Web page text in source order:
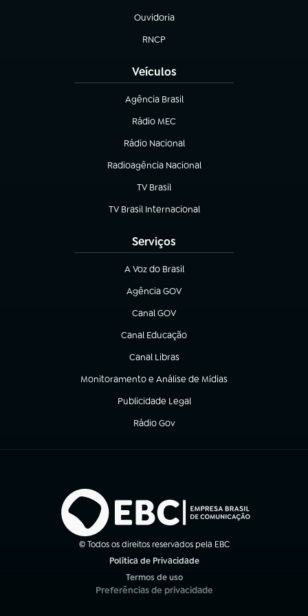
Ouvidoria
(abre em nova aba)
RNCP
(abre em nova aba)
Veículos
Agência Brasil
(abre em nova aba)
Rádio MEC
(abre em nova aba)
Rádio Nacional
Radioagência Nacional
(abre em nova aba)
TV Brasil
(abre em nova aba)
TV Brasil Internacional
(abre em nova aba)
Serviços
A Voz do Brasil
(abre em nova aba)
Agência GOV
(abre em nova aba)
Canal GOV
(abre em nova aba)
Canal Educação
(abre em nova aba)
Canal Libras
(abre em nova aba)
Monitoramento e Análise de Mídias
(abre em nova aba)
Publicidade Legal
(abre em nova aba)
Rádio Gov
(abre em nova aba)
© Todos os direitos reservados pela EBC
Política de Privacidade
Termos de uso
(abre em nova aba)
Preferências de privacidade